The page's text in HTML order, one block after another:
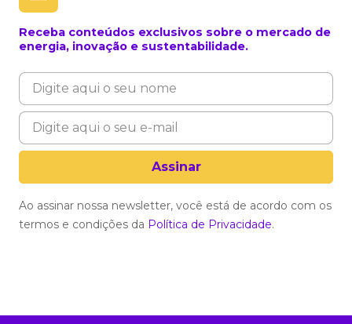
Receba conteúdos exclusivos sobre o mercado de
energia, inovação e sustentabilidade.
Ao assinar nossa newsletter, você está de acordo com os
termos e condições da Política de Privacidade.